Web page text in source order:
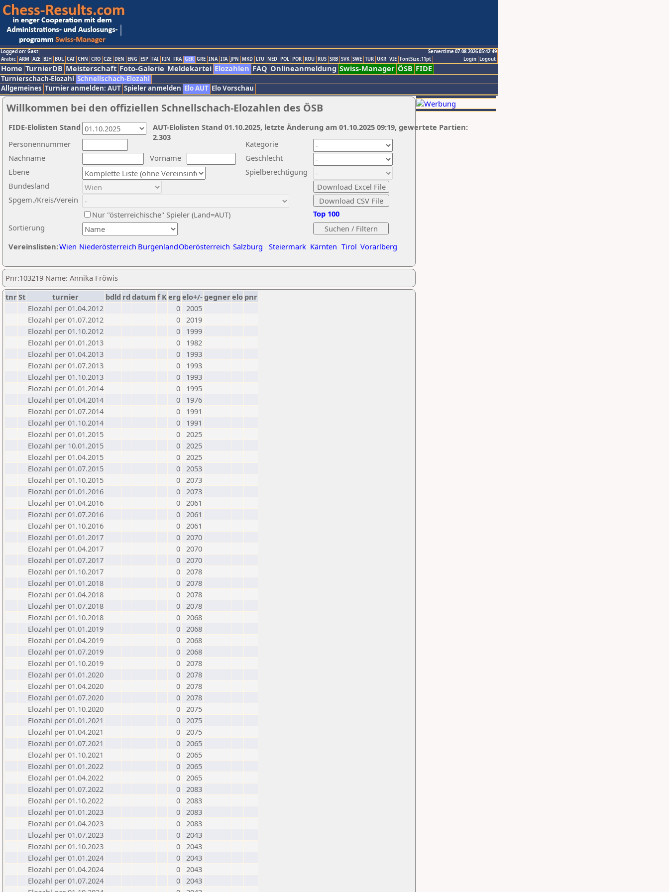
Logged on: Gast
Servertime 07.08.2026 05:42:49
Logout
Login
Arabic ARM AZE BIH BUL CAT CHN CRO CZE DEN ENG ESP FAI FIN FRA GER GRE INA ITA JPN MKD LTU NED POL POR ROU RUS SRB SVK SWE TUR UKR VIE FontSize:11pt
Home TurnierDB Meisterschaft Foto-Galerie Meldekartei Elozahlen FAQ Onlineanmeldung Swiss-Manager ÖSB FIDE
Turnierschach-Elozahl Schnellschach-Elozahl
Allgemeines Turnier anmelden: AUT Spieler anmelden Elo AUT Elo Vorschau
Willkommen bei den offiziellen Schnellschach-Elozahlen des ÖSB
Nachname
Vorname
Ebene
Kategorie
Sortierung
Personennummer
Bundesland
Spgem./Kreis/Verein
Geschlecht
Nur "österreichische" Spieler (Land=AUT)
Spielberechtigung
Vereinslisten:Wien Niederösterreich BurgenlandOberösterreich Salzburg Steiermark Kärnten Tirol Vorarlberg
Top 100
AUT-Elolisten Stand 01.10.2025, letzte Änderung am 01.10.2025 09:19, gewertete Partien:
2.303
FIDE-Elolisten Stand
Pnr:103219 Name: Annika Fröwis
tnrSt turnier bdld rd datumf Kerg elo+/-gegnerelo pnr
Elozahl per 01.04.2012
0 2005
Elozahl per 01.07.2012
0 2019
Elozahl per 01.10.2012
0
1999
Elozahl per 01.01.2013
0
1982
Elozahl per 01.04.2013
0
1993
Elozahl per 01.07.2013
0
1993
Elozahl per 01.10.2013
0
1993
Elozahl per 01.01.2014
0
1995
Elozahl per 01.04.2014
0
1976
Elozahl per 01.07.2014
0
1991
Elozahl per 01.10.2014
0
1991
Elozahl per 01.01.2015
0 2025
Elozahl per 10.01.2015
0 2025
Elozahl per 01.04.2015
0 2025
Elozahl per 01.07.2015
0 2053
Elozahl per 01.10.2015
0 2073
Elozahl per 01.01.2016
0 2073
Elozahl per 01.04.2016
0 2061
Elozahl per 01.07.2016
0 2061
Elozahl per 01.10.2016
0 2061
Elozahl per 01.01.2017
0 2070
Elozahl per 01.04.2017
0 2070
Elozahl per 01.07.2017
0 2070
Elozahl per 01.10.2017
0 2078
Elozahl per 01.01.2018
0 2078
Elozahl per 01.04.2018
0 2078
Elozahl per 01.07.2018
0 2078
Elozahl per 01.10.2018
0 2068
Elozahl per 01.01.2019
0 2068
Elozahl per 01.04.2019
0 2068
Elozahl per 01.07.2019
0 2068
Elozahl per 01.10.2019
0 2078
Elozahl per 01.01.2020
0 2078
Elozahl per 01.04.2020
0 2078
Elozahl per 01.07.2020
0 2078
Elozahl per 01.10.2020
0 2075
Elozahl per 01.01.2021
0 2075
Elozahl per 01.04.2021
0 2075
Elozahl per 01.07.2021
0 2065
Elozahl per 01.10.2021
0 2065
Elozahl per 01.01.2022
0 2065
Elozahl per 01.04.2022
0 2065
Elozahl per 01.07.2022
0 2083
Elozahl per 01.10.2022
0 2083
Elozahl per 01.01.2023
0 2083
Elozahl per 01.04.2023
0 2083
Elozahl per 01.07.2023
0 2043
Elozahl per 01.10.2023
0 2043
Elozahl per 01.01.2024
0 2043
Elozahl per 01.04.2024
0 2043
Elozahl per 01.07.2024
0 2043